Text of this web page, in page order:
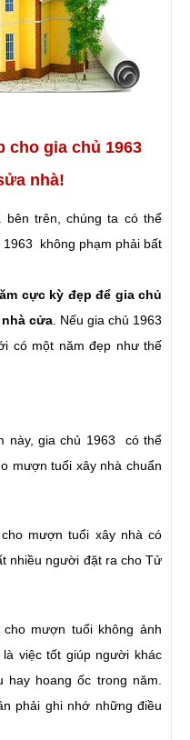
cho gia chủ 1963
nhà!
bên trên, chúng ta có thể
không phạm phải bất
cực kỳ đẹp để gia chủ
cửa . Nếu gia chủ 1963
có một năm đẹp như thế
này, gia chủ 1963 có thể
mượn tuổi xây nhà chuẩn
mượn tuổi xây nhà có
nhiều người đặt ra cho Tử
mượn tuổi không ảnh
việc tốt giúp người khác
hoang ốc trong năm.
phải ghi nhớ những điều